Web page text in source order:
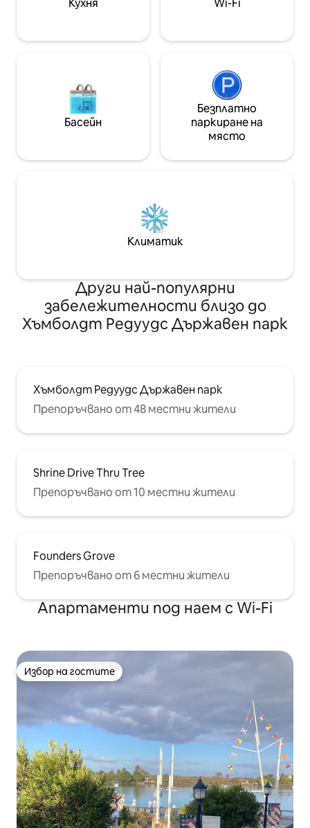
любители на природата, туристи и
забавят темпото и да се сближат
отново
Кухня Wi-Fi
Басейн
Безплатно
паркиране на
място
Климатик
Други най-популярни
забележителности близо до
Хъмболдт Редуудс Държавен парк
Хъмболдт Редуудс Държавен парк
Препоръчвано от 48 местни жители
Shrine Drive Thru Tree
Препоръчвано от 10 местни жители
Founders Grove
Препоръчвано от 6 местни жители
Апартаменти под наем с Wi-Fi
Избор на гостите
Избор на гостите